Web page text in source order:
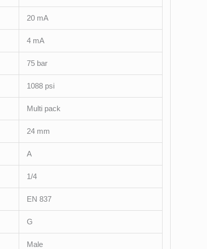
20 mA
4 mA
75 bar
1088 psi
Multi pack
24 mm
A
1/4
EN 837
G
Male